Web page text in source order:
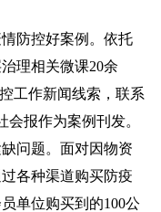
防控好案例。依托
理相关微课20余
工作新闻线索，联系
报作为案例刊发。
问题。面对因物资
各种渠道购买防疫
单位购买到的100公